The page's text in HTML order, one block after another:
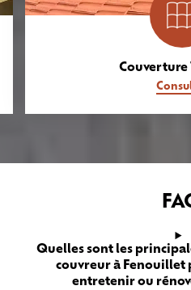
Couverture
Quelles sont les
couvreur à
entretenir ou